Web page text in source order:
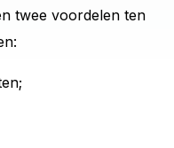
twee voordelen ten